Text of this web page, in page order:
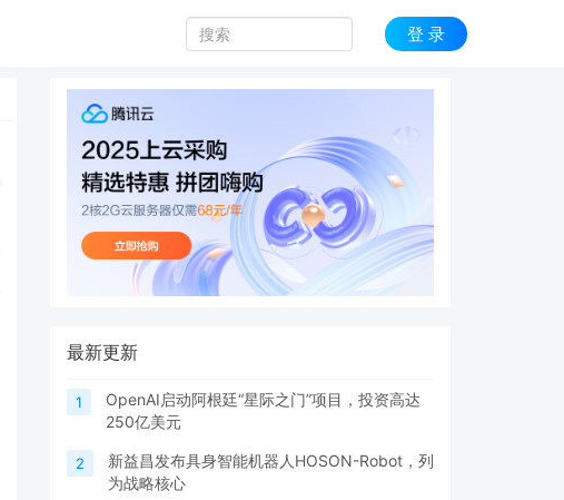
登 录
最新更新
1
OpenAI启动阿根廷“星际之门”项目，投资高达
250亿美元
2
新益昌发布具身智能机器人HOSON-Robot，列
为战略核心